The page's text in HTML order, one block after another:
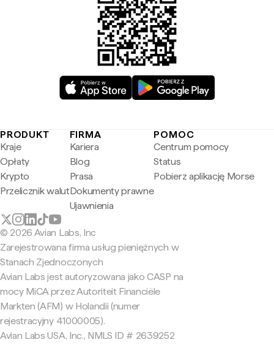
PRODUKT
Kraje
Opłaty
Krypto
Przelicznik walut
FIRMA
Kariera
Blog
Prasa
Dokumenty prawne
Ujawnienia
POMOC
Centrum pomocy
Status
Pobierz aplikację Morse
© 2026 Avian Labs, Inc
Zarejestrowana firma usług pieniężnych w
Stanach Zjednoczonych
Avian Labs jest autoryzowana jako CASP na
mocy MiCA przez Autoriteit Financiële
Markten (AFM) w Holandii (numer
rejestracyjny 41000005).
Avian Labs USA, Inc., NMLS ID # 2639252